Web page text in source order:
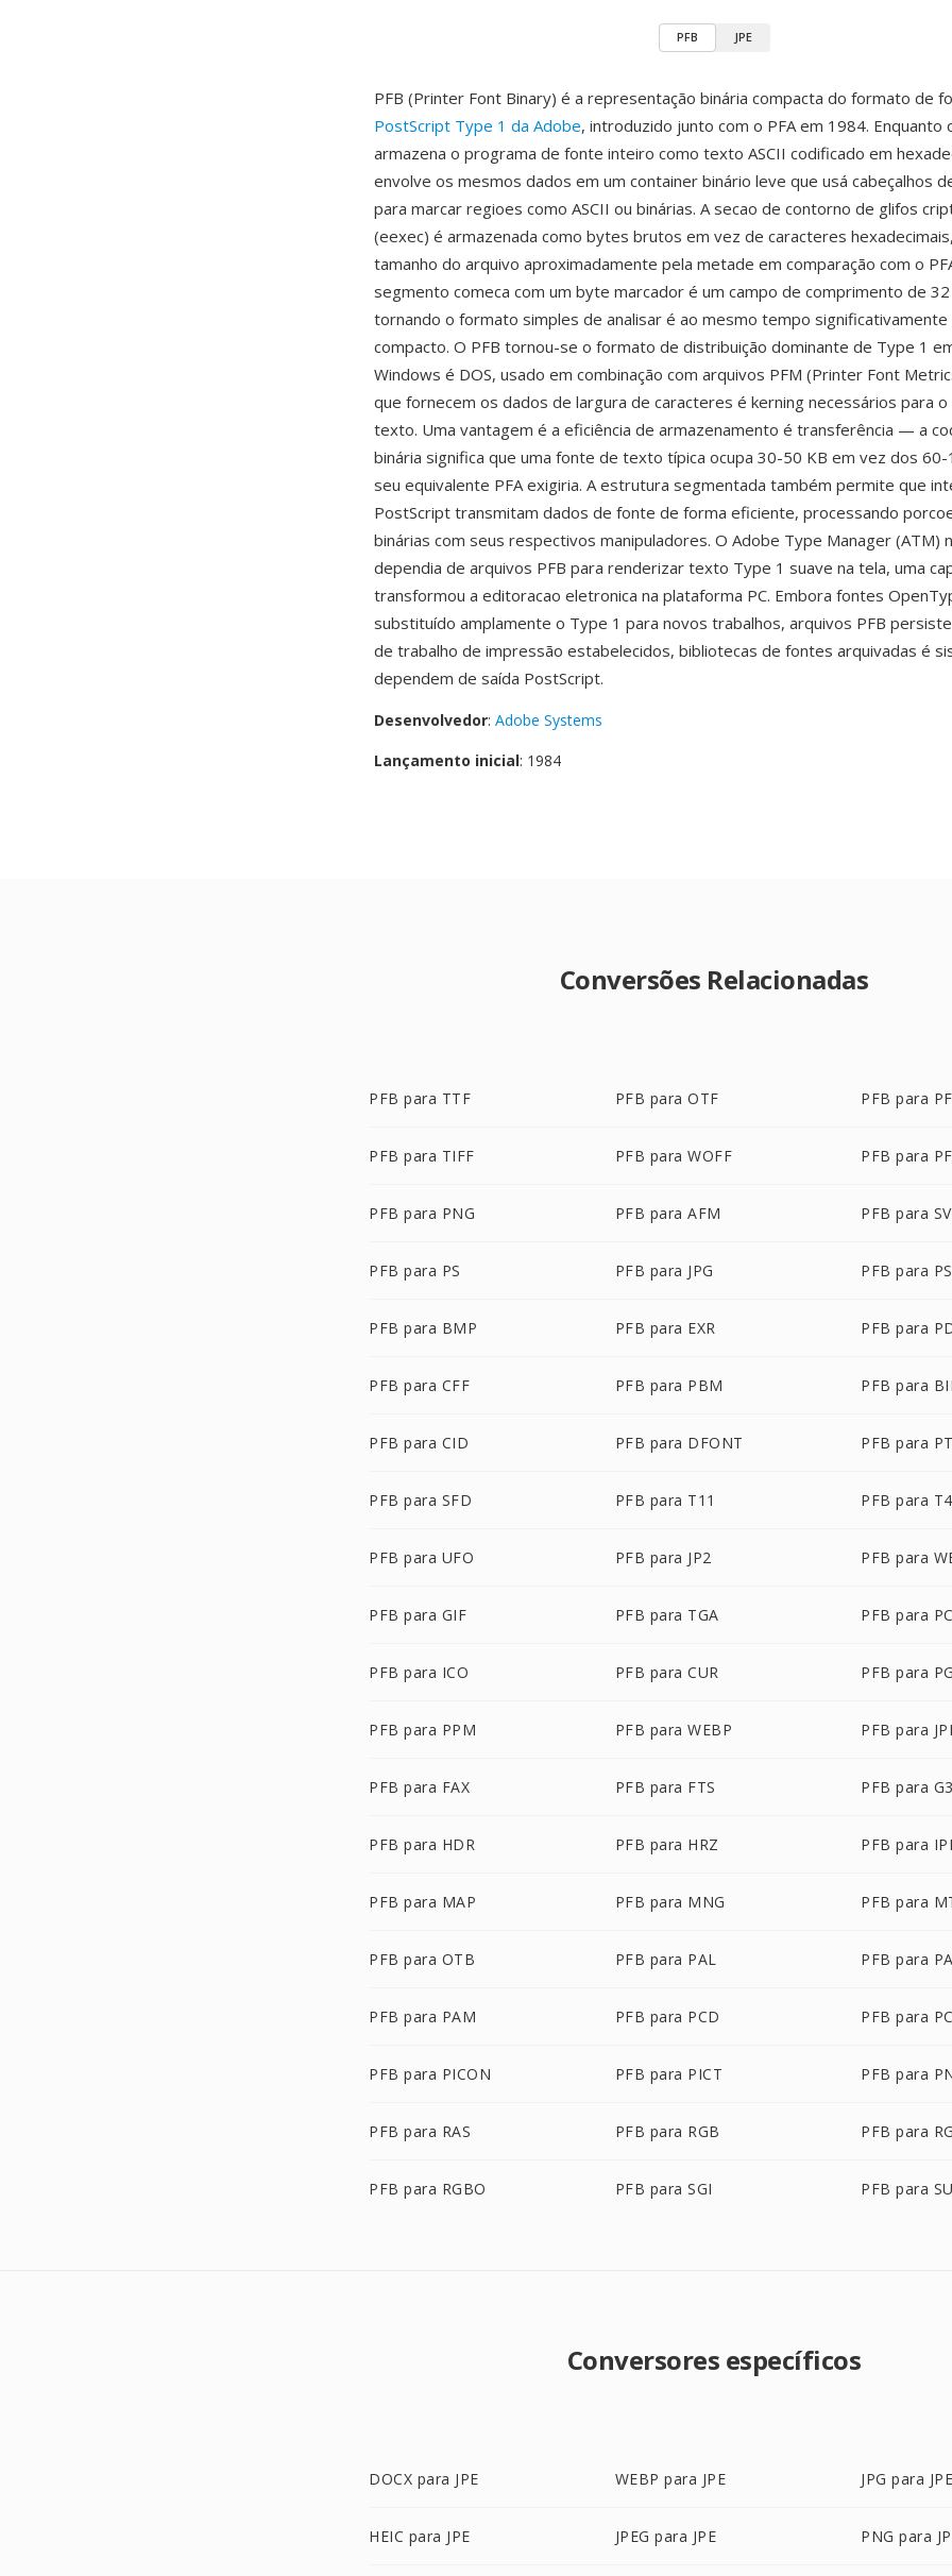
PFB JPE
PFB (Printer Font Binary) é a representação binária compacta do formato de
PostScript Type 1 da Adobe, introduzido junto com o PFA em 1984. Enquanto
armazena o programa de fonte inteiro como texto ASCII codificado em
envolve os mesmos dados em um container binário leve que usá cabeçalhos
para marcar regioes como ASCII ou binárias. A secao de contorno de glifos
(eexec) é armazenada como bytes brutos em vez de caracteres
tamanho do arquivo aproximadamente pela metade em comparação com o
segmento comeca com um byte marcador é um campo de comprimento de
tornando o formato simples de analisar é ao mesmo tempo significativamente
compacto. O PFB tornou-se o formato de distribuição dominante de Type 1
Windows é DOS, usado em combinação com arquivos PFM (Printer Font
que fornecem os dados de largura de caracteres é kerning necessários para
texto. Uma vantagem é a eficiência de armazenamento é transferência — a
binária significa que uma fonte de texto típica ocupa 30-50 KB em vez dos
seu equivalente PFA exigiria. A estrutura segmentada também permite que
PostScript transmitam dados de fonte de forma eficiente, processando
binárias com seus respectivos manipuladores. O Adobe Type Manager (ATM)
dependia de arquivos PFB para renderizar texto Type 1 suave na tela, uma
transformou a editoracao eletronica na plataforma PC. Embora fontes
substituído amplamente o Type 1 para novos trabalhos, arquivos PFB
de trabalho de impressão estabelecidos, bibliotecas de fontes arquivadas é
dependem de saída PostScript.
Desenvolvedor: Adobe Systems
Lançamento inicial: 1984
Conversões Relacionadas
PFB para TTF PFB para OTF PFB para
PFB para TIFF PFB para WOFF PFB para
PFB para PNG PFB para AFM PFB para
PFB para PS PFB para JPG PFB para
PFB para BMP PFB para EXR PFB para
PFB para CFF PFB para PBM PFB para
PFB para CID PFB para DFONT PFB para
PFB para SFD PFB para T11 PFB para
PFB para UFO PFB para JP2 PFB para
PFB para GIF PFB para TGA PFB para
PFB para ICO PFB para CUR PFB para
PFB para PPM PFB para WEBP PFB para
PFB para FAX PFB para FTS PFB para
PFB para HDR PFB para HRZ PFB para
PFB para MAP PFB para MNG PFB para
PFB para OTB PFB para PAL PFB para
PFB para PAM PFB para PCD PFB para
PFB para PICON PFB para PICT PFB para
PFB para RAS PFB para RGB PFB para
PFB para RGBO PFB para SGI PFB para
Conversores específicos
DOCX para JPE WEBP para JPE JPG para
HEIC para JPE JPEG para JPE PNG para